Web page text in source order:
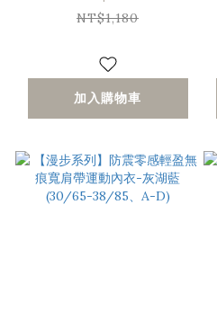
C)
NT$1,180
加入購物車